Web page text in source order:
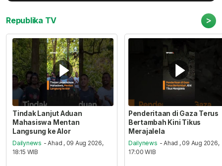
Republika TV >
Tindak Lanjut Aduan
Mahasiswa Mentan
Langsung ke Alor
Dailynews - Ahad , 09 Aug 2026,
18:15 WIB
Penderitaan di Gaza Terus
Bertambah Kini Tikus
Merajalela
Dailynews - Ahad , 09 Aug 2026,
17:00 WIB